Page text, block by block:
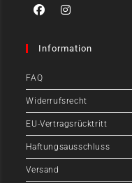
Information
FAQ
Widerrufsrecht
EU-Vertragsrücktritt
Haftungsausschluss
Versand